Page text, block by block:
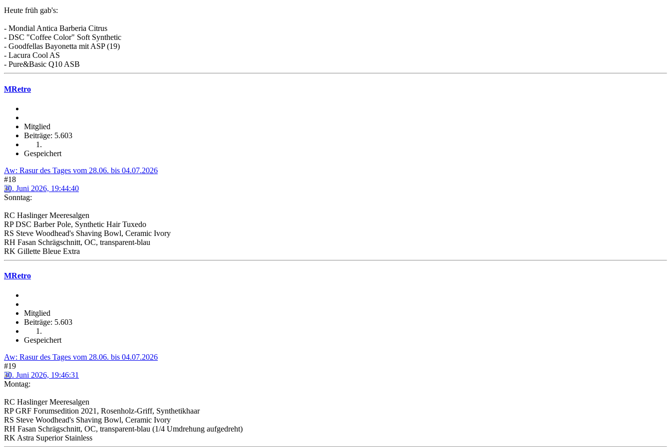
Heute früh gab's:
- Mondial Antica Barberia Citrus
- DSC "Coffee Color" Soft Synthetic
- Goodfellas Bayonetta mit ASP (19)
- Lacura Cool AS
- Pure&Basic Q10 ASB
MRetro
Mitglied
Beiträge: 5.603
Gespeichert
Aw: Rasur des Tages vom 28.06. bis 04.07.2026
#18
30. Juni 2026, 19:44:40
Sonntag:
RC Haslinger Meeresalgen
RP DSC Barber Pole, Synthetic Hair Tuxedo
RS Steve Woodhead's Shaving Bowl, Ceramic Ivory
RH Fasan Schrägschnitt, OC, transparent-blau
RK Gillette Bleue Extra
MRetro
Mitglied
Beiträge: 5.603
Gespeichert
Aw: Rasur des Tages vom 28.06. bis 04.07.2026
#19
30. Juni 2026, 19:46:31
Montag:
RC Haslinger Meeresalgen
RP GRF Forumsedition 2021, Rosenholz-Griff, Synthetikhaar
RS Steve Woodhead's Shaving Bowl, Ceramic Ivory
RH Fasan Schrägschnitt, OC, transparent-blau (1/4 Umdrehung aufgedreht)
RK Astra Superior Stainless